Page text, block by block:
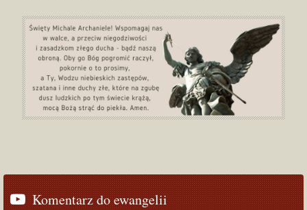
Komentarz do ewangelii